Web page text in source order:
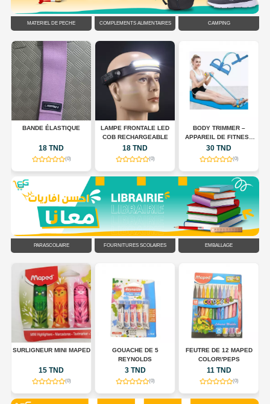
MATÉRIEL DE PÊCHE COMPLÉMENTS ALIMENTAIRES CAMPING
BANDE ÉLASTIQUE
18 TND
(0)
LAMPE FRONTALE LED
COB RECHARGEABLE
18 TND
(0)
BODY TRIMMER –
APPAREIL DE FITNESS
POUR TONIFIER LE
CORPS
30 TND
(0)
PARASCOLAIRE FOURNITURES SCOLAIRES EMBALLAGE
SURLIGNEUR MINI MAPED
15 TND
(0)
GOUACHE DE 5
REYNOLDS
3 TND
(0)
FEUTRE DE 12 MAPED
COLOR\'PEPS
11 TND
(0)